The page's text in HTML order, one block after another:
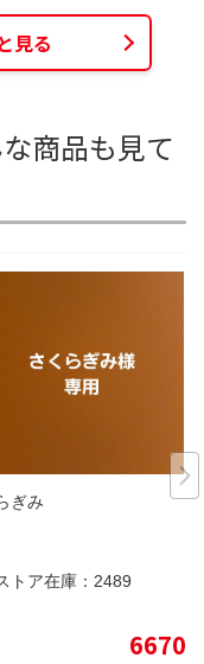
見る
商品も見て
ぎみ
トア在庫： 2489
6670